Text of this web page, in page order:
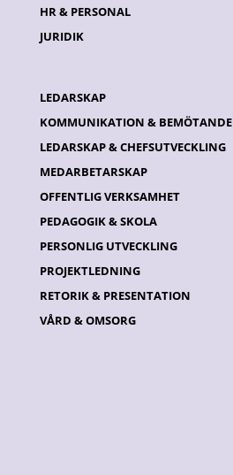
HR & PERSONAL
JURIDIK
LEDARSKAP
KOMMUNIKATION & BEMÖTANDE
LEDARSKAP & CHEFSUTVECKLING
MEDARBETARSKAP
OFFENTLIG VERKSAMHET
PEDAGOGIK & SKOLA
PERSONLIG UTVECKLING
PROJEKTLEDNING
RETORIK & PRESENTATION
VÅRD & OMSORG